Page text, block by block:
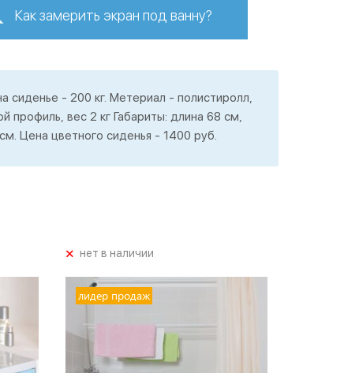
Как замерить экран под ванну?
сиденье - 200 кг. Метериал - полистиролл,
профиль, вес 2 кг Габариты: длина 68 см,
Цена цветного сиденья - 1400 руб.
+нет в наличии
лидер продаж